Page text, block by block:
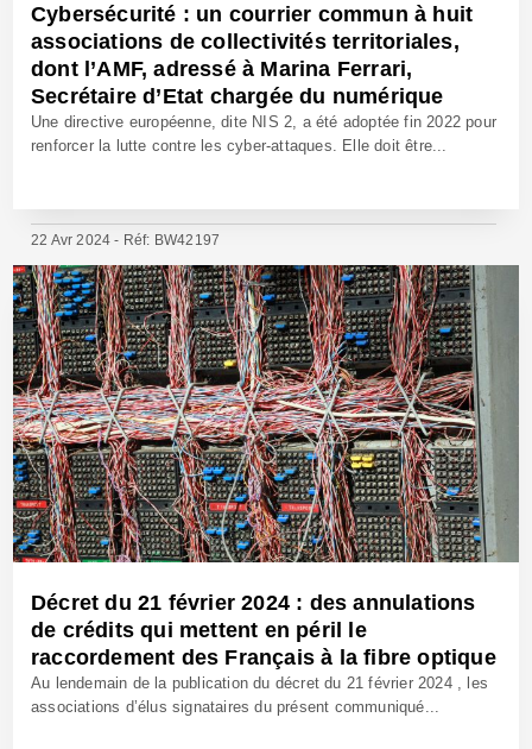
Cybersécurité : un courrier commun à huit
associations de collectivités territoriales,
dont l’AMF, adressé à Marina Ferrari,
Secrétaire d’Etat chargée du numérique
Une directive européenne, dite NIS 2, a été adoptée fin 2022 pour
renforcer la lutte contre les cyber-attaques. Elle doit être...
22 Avr 2024 - Réf: BW42197
Décret du 21 février 2024 : des annulations
de crédits qui mettent en péril le
raccordement des Français à la fibre optique
Au lendemain de la publication du décret du 21 février 2024 , les
associations d’élus signataires du présent communiqué...